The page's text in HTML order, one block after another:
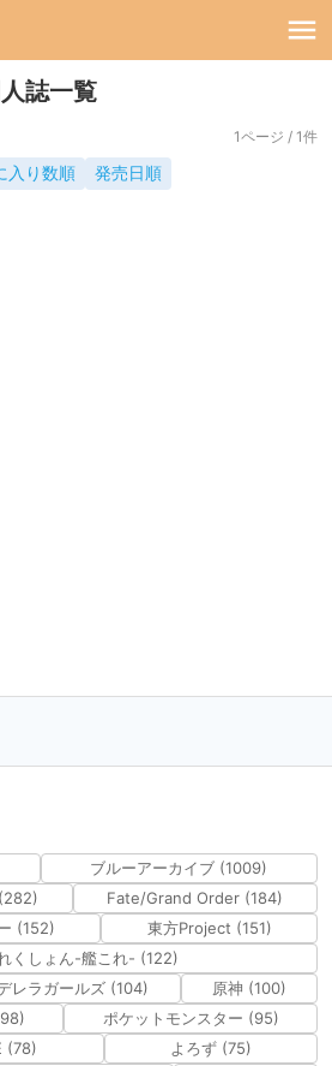
誌一覧
1ページ / 1件
入り数順 発売日順
ブルーアーカイブ (1009)
Fate/Grand Order (184)
(152)
東方Project (151)
くしょん-艦これ- (122)
レラガールズ (104)
原神 (100)
ポケットモンスター (95)
(78)
よろず (75)